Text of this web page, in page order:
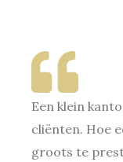
Een klein
cliënten. Hoe
groots te